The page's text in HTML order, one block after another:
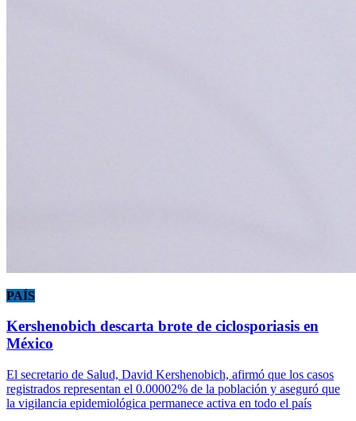
PAÍS
Kershenobich descarta brote de ciclosporiasis en
México
El secretario de Salud, David Kershenobich, afirmó que los casos
registrados representan el 0.00002% de la población y aseguró que
la vigilancia epidemiológica permanece activa en todo el país